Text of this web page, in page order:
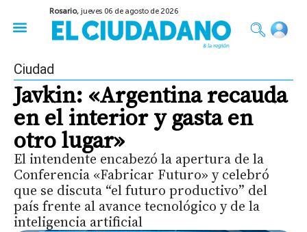
Rosario,jueves 06 de agosto de 2026
Ciudad
Javkin: «Argentina recauda
en el interior y gasta en
otro lugar»
El intendente encabezó la apertura de la
Conferencia «Fabricar Futuro» y celebró
que se discuta “el futuro productivo” del
país frente al avance tecnológico y de la
inteligencia artificial